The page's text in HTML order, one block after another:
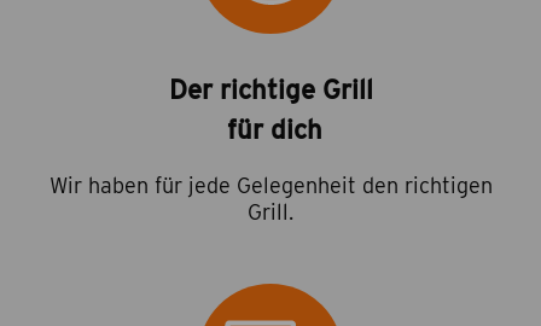
Der richtige Grill
für dich
Wir haben für jede Gelegenheit den richtigen
Grill.